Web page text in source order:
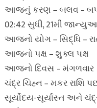
આજનું કરણ – બલવ –
02:42 સુધી, 21મી
આજનો યોગ – સિદ્ધિ –
આજનો પક્ષ – શુક્લ પક્ષ
આજનો દિવસ – મંગળવાર
ચંદ્ર ચિહ્ન – મકર રાશિ
સૂર્યોદય-સૂર્યાસ્ત અને